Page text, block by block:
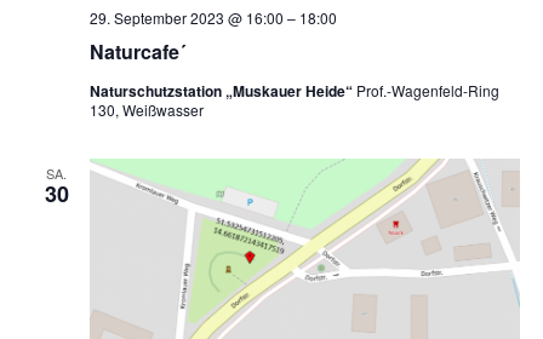
Naturcafe´
29. September 2023 @ 16:00 – 18:00
Naturschutzstation „Muskauer Heide“ Prof.-Wagenfeld-Ring
130, Weißwasser
SA.
30